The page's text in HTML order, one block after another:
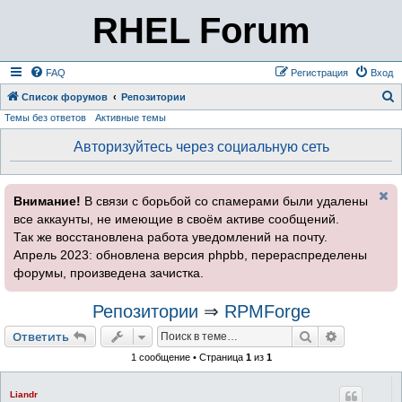
RHEL Forum
FAQ Вход
Регистрация
Список форумов Репозитории
Темы без ответов Активные темы
Авторизуйтесь через социальную сеть
Внимание! В связи с борьбой со спамерами были удалены
все аккаунты, не имеющие в своём активе сообщений.
Так же восстановлена работа уведомлений на почту.
Апрель 2023: обновлена версия phpbb, перераспределены
форумы, произведена зачистка.
Репозитории ⇒ RPMForge
Ответить Поиск
1 сообщение • Страница 1из 1
Liandr